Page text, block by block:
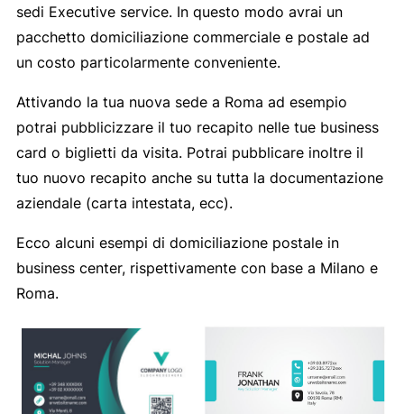
sedi Executive service. In questo modo avrai un
pacchetto domiciliazione commerciale e postale ad
un costo particolarmente conveniente.
Attivando la tua nuova sede a Roma ad esempio
potrai pubblicizzare il tuo recapito nelle tue business
card o biglietti da visita. Potrai pubblicare inoltre il
tuo nuovo recapito anche su tutta la documentazione
aziendale (carta intestata, ecc).
Ecco alcuni esempi di domiciliazione postale in
business center, rispettivamente con base a Milano e
Roma.